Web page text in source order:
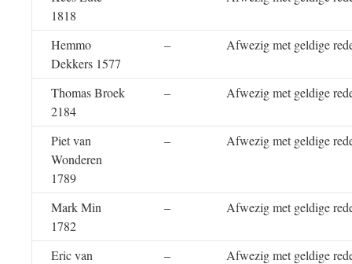
1818
Hemmo
Dekkers 1577
– Afwezig met geldige
Thomas Broek
2184
– Afwezig met geldige
Piet van
Wonderen
1789
– Afwezig met geldige
Mark Min
1782
– Afwezig met geldige
Eric van
– Afwezig met geldige